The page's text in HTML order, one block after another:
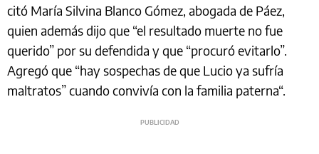
citó María Silvina Blanco Gómez, abogada de Páez,
quien además dijo que “el resultado muerte no fue
querido” por su defendida y que “procuró evitarlo”.
Agregó que “hay sospechas de que Lucio ya sufría
maltratos” cuando convivía con la familia paterna“.